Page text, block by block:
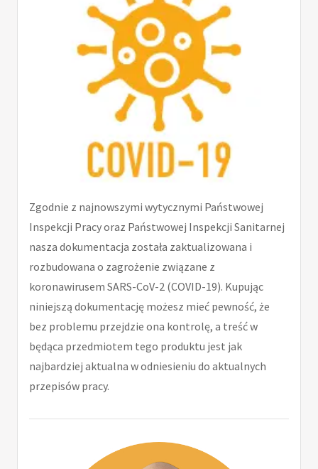
Zgodnie z najnowszymi wytycznymi Państwowej
Inspekcji Pracy oraz Państwowej Inspekcji Sanitarnej
nasza dokumentacja została zaktualizowana i
rozbudowana o zagrożenie związane z
koronawirusem SARS-CoV-2 (COVID-19). Kupując
niniejszą dokumentację możesz mieć pewność, że
bez problemu przejdzie ona kontrolę, a treść w
będąca przedmiotem tego produktu jest jak
najbardziej aktualna w odniesieniu do aktualnych
przepisów pracy.